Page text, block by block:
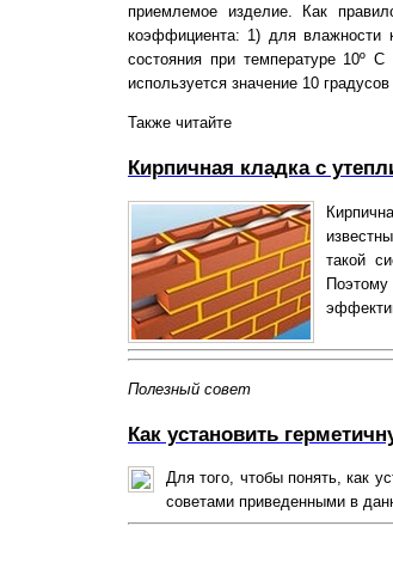
приемлемое изделие. Как
коэффициента: 1) для влажности
состояния при температуре 10º
используется значение 10
Также читайте
Кирпичная кладка с
такой
Полезный совет
Как установить
Для того, чтобы понять, как
советами приведенными в